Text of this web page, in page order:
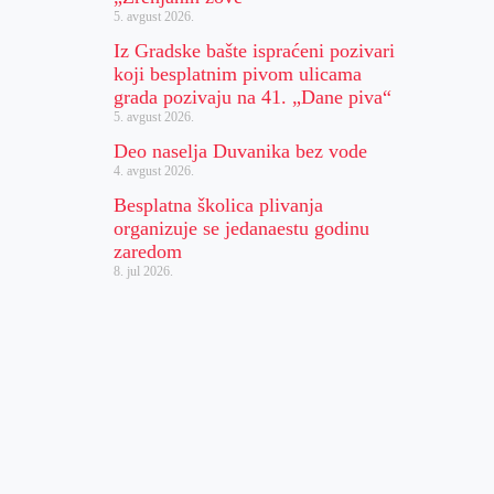
5. avgust 2026.
Iz Gradske bašte ispraćeni pozivari
koji besplatnim pivom ulicama
grada pozivaju na 41. „Dane piva“
5. avgust 2026.
Deo naselja Duvanika bez vode
4. avgust 2026.
Besplatna školica plivanja
organizuje se jedanaestu godinu
zaredom
8. jul 2026.